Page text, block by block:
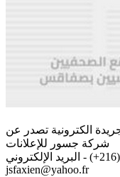
الكترونية تصدر عن
شركة جسور للإعلانات
للإتصال أو نشر الردود الهاتف 54779966 (216+) - البريد الإلكتروني
jsfaxien@yahoo.fr